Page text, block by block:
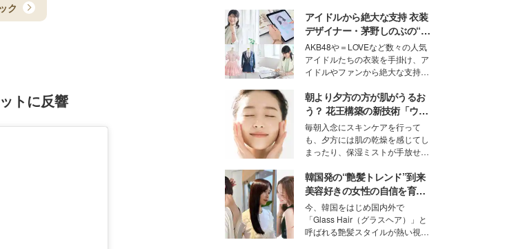
ク
トに反響
アイドルから絶大な支持 衣装
デザイナー・茅野しのぶの“可
愛い”を作る美学＜「シチズン
クロスシー」インタビュー＞
AKB48や＝LOVEなど数々の人気
アイドルたちの衣装を手掛け、ア
イドルやファンから絶大な支持を
取締役兼クリエイティブディレク
ター・茅野しのぶ。一人ひとりの
個性に寄り添い、魅力を引き出す
衣装作りは、多くの女性たちに勇
気と自信を与え続けている。
朝より夕方の方が肌がうるお
う？ 花王構築の新技術「ウォ
ーターキャプチャリングスキ
ン（捕水肌）」がスキンケア
の常識を変える予感
毎朝入念にスキンケアを行って
も、夕方には肌の乾燥を感じてし
まったり、保湿ミストが手放せな
な美容の常識を大きく変える可能
性を秘めた、革新的な「Water
Capturing Skin（ウォーターキャ
プチャリングスキン：捕水肌）」
技術を、花王が構築した。
韓国発の“艶髪トレンド”到来
美容好きの女性の自信を育む
「ヘアケア事情」って？
今、韓国をはじめ国内外で
「Glass Hair（グラスヘア）」と
呼ばれる艶髪スタイルが熱い視線